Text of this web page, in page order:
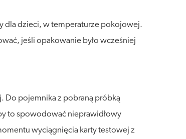
dla dzieci, w temperaturze pokojowej.
jeśli opakowanie było wcześniej
Do pojemnika z pobraną próbką
to spowodować nieprawidłowy
wyciągnięcia karty testowej z